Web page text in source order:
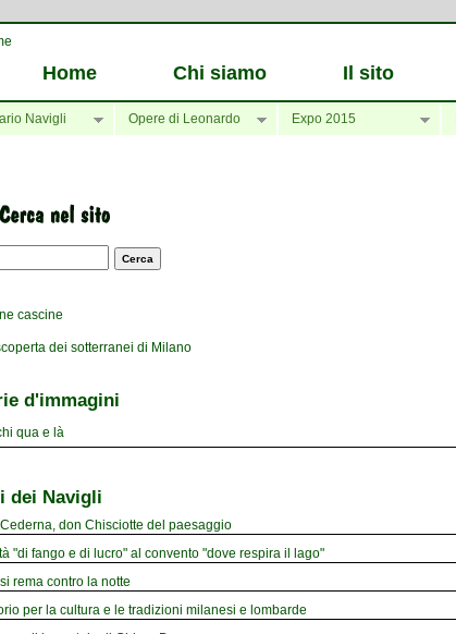
Home Chi siamo Il sito
Navigli Opere di Leonardo Expo 2015
di ricerca
d'immagini
qua e là
dei Navigli
don Chisciotte del paesaggio
"di fango e di lucro" al convento "dove respira il lago"
rema contro la notte
per la cultura e le tradizioni milanesi e lombarde